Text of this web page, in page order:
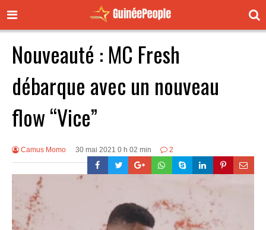
Nouveauté : MC Fresh
débarque avec un nouveau
flow “Vice”
Camus Momo 30 mai 2021 0 h 02 min 2